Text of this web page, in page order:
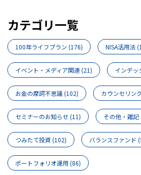
カテゴリ一覧
100年ライフプラン (176) NISA活用法
イベント・メディア関連(21) インデッ
お金の摩訶不思議(102) カウンセリン
セミナーのお知らせ(11) その他・雑記
つみたて投資(102) バランスファンド
ポートフォリオ運用 (86)